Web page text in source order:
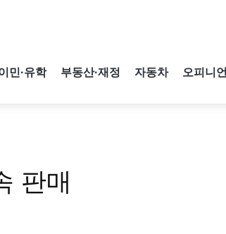
민·유학 부동산·재정 자동차 오피니언
판매